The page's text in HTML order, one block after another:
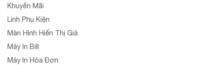
Khuyến Mãi
Linh Phụ Kiện
Màn Hình Hiển Thị Giá
Máy In Bill
Máy In Hóa Đơn